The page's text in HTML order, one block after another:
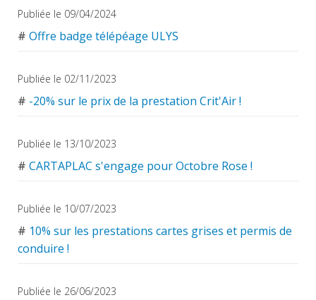
Publiée le 09/04/2024
# Offre badge télépéage ULYS
Publiée le 02/11/2023
# -20% sur le prix de la prestation Crit'Air !
Publiée le 13/10/2023
# CARTAPLAC s'engage pour Octobre Rose !
Publiée le 10/07/2023
# 10% sur les prestations cartes grises et permis de
conduire !
Publiée le 26/06/2023